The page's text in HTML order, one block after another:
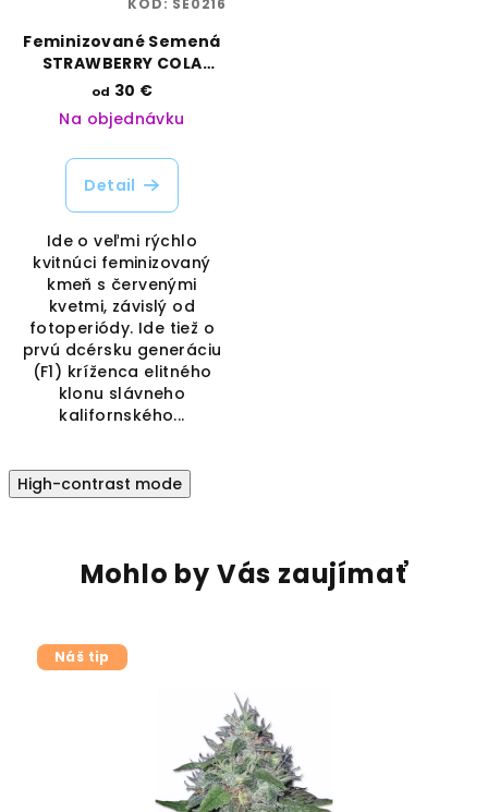
Feminizované Semená
STRAWBERRY COLA
SHERBET FAST F1 | SWEET
SEEDS
od 30 €
Na objednávku
Detail
Ide o veľmi rýchlo
kvitnúci feminizovaný
kmeň s červenými
kvetmi, závislý od
fotoperiódy. Ide tiež o
prvú dcérsku generáciu
(F1) kríženca elitného
klonu slávneho
kalifornského...
KÓD: SE0216
High-contrast mode
Mohlo by Vás zaujímať
Náš tip